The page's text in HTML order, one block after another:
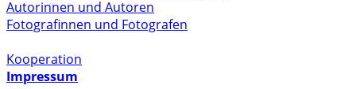
Autorinnen und Autoren
Fotografinnen und Fotografen
Kooperation
Impressum